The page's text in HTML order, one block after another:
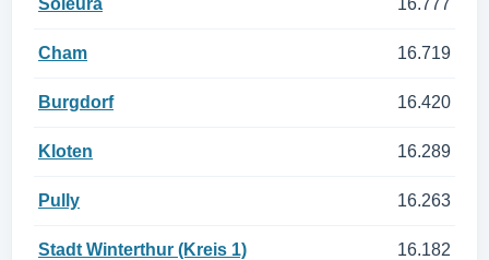
Soleura 16.777
Cham 16.719
Burgdorf 16.420
Kloten 16.289
Pully 16.263
Stadt Winterthur (Kreis 1) 16.182